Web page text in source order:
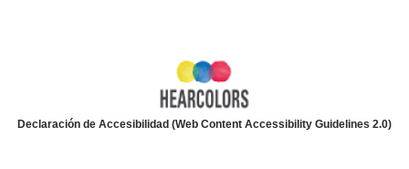
Declaración de Accesibilidad (Web Content Accessibility Guidelines 2.0)